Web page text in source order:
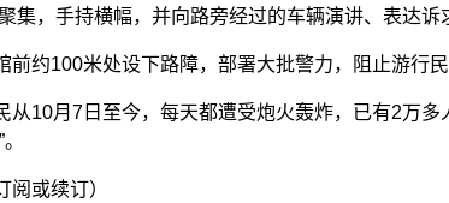
，手持横幅，并向路旁经过的车辆演讲、表达诉
约100米处设下路障，部署大批警力，阻止游行
10月7日至今，每天都遭受炮火轰炸，已有2万
或续订）